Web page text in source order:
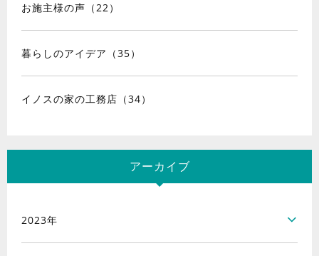
お施主様の声（22）
暮らしのアイデア（35）
イノスの家の工務店（34）
アーカイブ
2023年